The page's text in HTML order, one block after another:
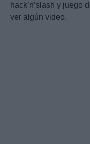
hack’n’slash y juego
ver algún video.